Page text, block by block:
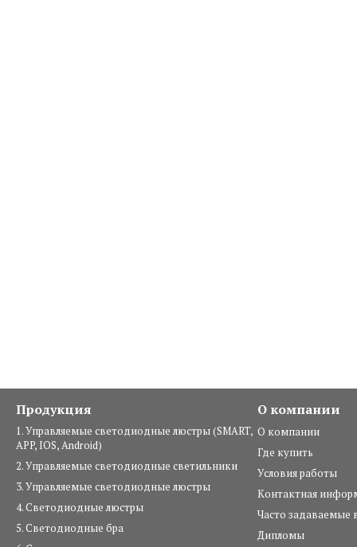
Продукция
1. Управляемые светодиодные люстры (SMART,
APP, IOS, Android)
2. Управляемые светодиодные светильники
3. Управляемые светодиодные люстры
4. Светодиодные люстры
5. Светодиодные бра
О компании
О компании
Где купить
Условия работы
Контактная
Часто задаваемые
Дипломы